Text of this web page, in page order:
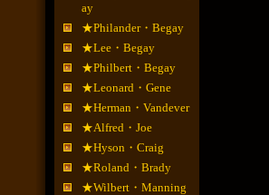
ay
★Philander・Begay
★Lee・Begay
★Philbert・Begay
★Leonard・Gene
★Herman・Vandever
★Alfred・Joe
★Hyson・Craig
★Roland・Brady
★Wilbert・Manning